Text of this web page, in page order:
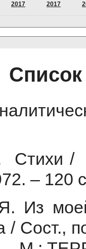
2017
2017
Стихи
– 120
Из
Сост.,